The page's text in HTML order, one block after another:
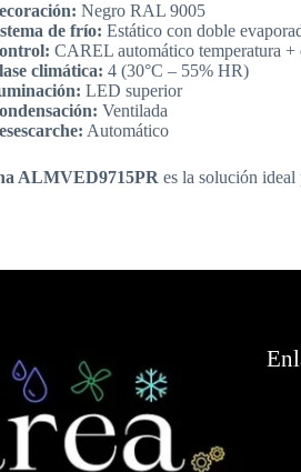
Negro RAL 9005
de frío: Estático con doble
CAREL automático temperatura +
climática: 4 (30°C – 55% HR)
LED superior
Ventilada
Automático
ALMVED9715PR es la solución